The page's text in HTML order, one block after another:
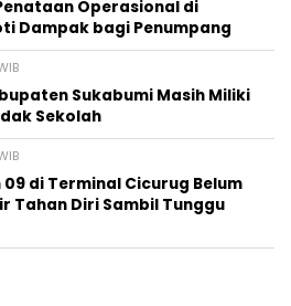
Operasional di
Dampak bagi Penumpang
Sukabumi Masih Miliki
Sekolah
di Terminal Cicurug Belum
Tahan Diri Sambil Tunggu